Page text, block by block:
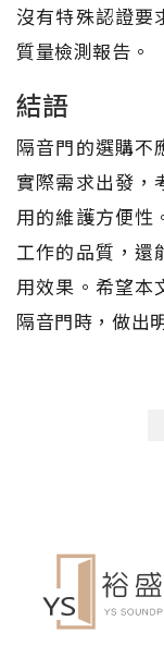
沒有特殊認證要
質量檢測報告。
結語
隔音門的選購不
實際需求出發，
用的維護方便性
工作的品質，還
用效果。希望本
隔音門時，做出